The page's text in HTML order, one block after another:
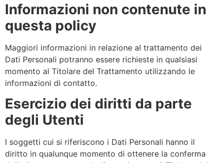
Informazioni non contenute in
questa policy
Maggiori informazioni in relazione al trattamento dei
Dati Personali potranno essere richieste in qualsiasi
momento al Titolare del Trattamento utilizzando le
informazioni di contatto.
Esercizio dei diritti da parte
degli Utenti
I soggetti cui si riferiscono i Dati Personali hanno il
diritto in qualunque momento di ottenere la conferma